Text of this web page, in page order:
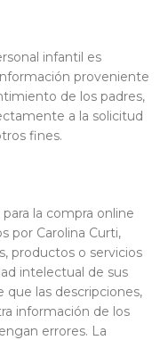
infantil es
proveniente
de los padres,
a la solicitud
fines.
la compra online
por Carolina Curti,
productos o servicios
intelectual de sus
que las descripciones,
información de los
errores. La